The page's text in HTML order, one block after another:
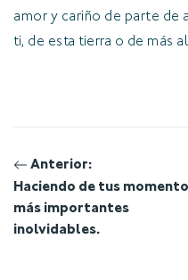
amor y cariño de parte de
ti, de esta tierra o de más
Navegación
de
entradas
Anterior:
Haciendo de tus
más importantes
inolvidables.